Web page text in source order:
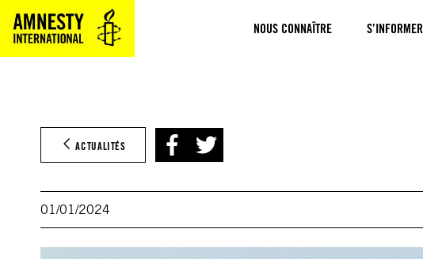
NOUS CONNAÎTRE S’INFORMER
Aller
contenu
ACTUALITÉS
01/01/2024